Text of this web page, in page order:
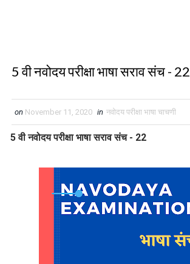
5 वी नवोदय परीक्षा भाषा सराव संच - 22
on November 11, 2020 in नवोदय परीक्षा भाषा चाचणी
5 वी नवोदय परीक्षा भाषा सराव संच - 22